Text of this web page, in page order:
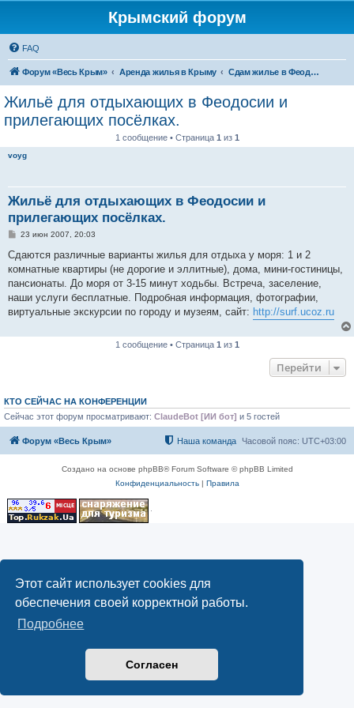
Этот сайт использует cookies для
обеспечения своей корректной работы.
Подробнее
Согласен
Крымский форум
FAQ
Форум «Весь Крым» Аренда жилья в Крыму Сдам жилье в Феодосии - аренда жилья от хозяев
Жильё для отдыхающих в Феодосии и
прилегающих посёлках.
1 сообщение • Страница 1 из 1
voyg
Жильё для отдыхающих в Феодосии и
прилегающих посёлках.
С
о
б
щ
е
и
е
23 июн 2007, 20:03
Сдаются различные варианты жилья для отдыха у моря: 1 и 2
комнатные квартиры (не дорогие и эллитные), дома, мини-гостиницы,
пансионаты. До моря от 3-15 минут ходьбы. Встреча, заселение,
наши услуги бесплатные. Подробная информация, фотографии,
виртуальные экскурсии по городу и музеям, сайт: http://surf.ucoz.ru
1 сообщение • Страница 1 из 1
Перейти
КТО СЕЙЧАС НА КОНФЕРЕНЦИИ
Сейчас этот форум просматривают: ClaudeBot [ИИ бот] и 5 гостей
Форум «Весь Крым» Часовой пояс: UTC+03:00
Наша команда
Создано на основе phpBB® Forum Software © phpBB Limited
Конфиденциальность| Правила